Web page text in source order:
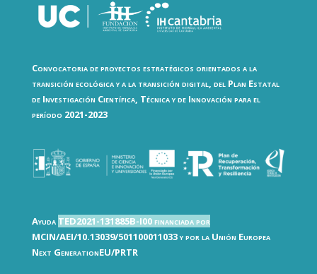
Convocatoria de proyectos estratégicos orientados a la
transición ecológica y a la transición digital, del Plan Estatal
de Investigación Científica, Técnica y de Innovación para el
período 2021-2023
Ayuda TED2021-131885B-I00 financiada por
MCIN/AEI/10.13039/501100011033 y por la Unión Europea
Next GenerationEU/PRTR